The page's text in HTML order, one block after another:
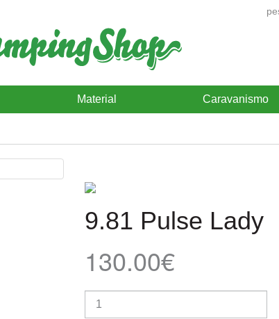
Material Caravanismo
9.81 Pulse Lady
130.00€